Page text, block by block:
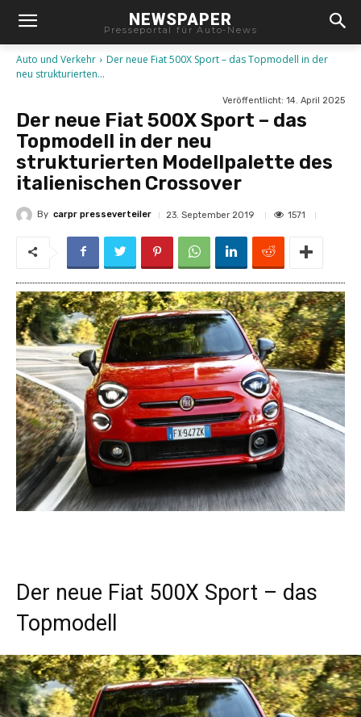
NEWSPAPER
Presseportal für Auto-News
Auto und Verkehr
Der neue Fiat 500X Sport – das Topmodell in der
neu strukturierten...
Veröffentlicht: 14. April 2025
Der neue Fiat 500X Sport – das
Topmodell in der neu
strukturierten Modellpalette des
italienischen Crossover
By carpr presseverteiler 23. September 2019 1571
Der neue Fiat 500X Sport – das
Topmodell